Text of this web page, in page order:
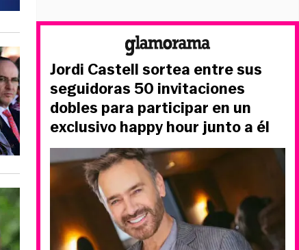
Jordi Castell sortea entre sus
seguidoras 50 invitaciones
dobles para participar en un
exclusivo happy hour junto a él